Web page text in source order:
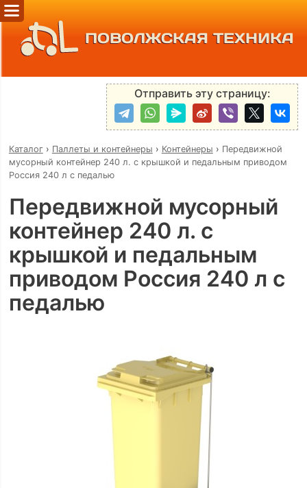
ПОВОЛЖСКАЯ ТЕХНИКА
Отправить эту страницу:
Каталог› Паллеты и контейнеры › Контейнеры › Передвижной
мусорный контейнер 240 л. с крышкой и педальным приводом
Россия 240 л с педалью
Передвижной мусорный
контейнер 240 л. с
крышкой и педальным
приводом Россия 240 л с
педалью